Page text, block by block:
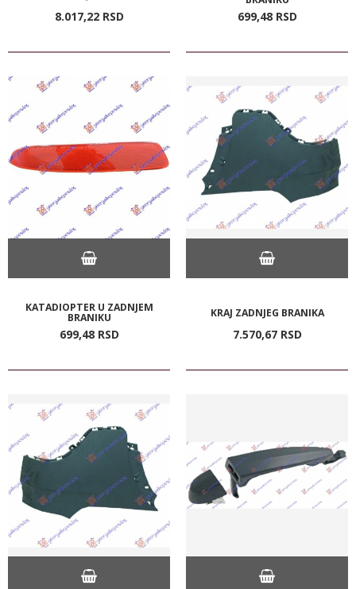
8.017,22 RSD 699,48 RSD
KATADIOPTER U ZADNJEM
BRANIKU
699,48 RSD
KRAJ ZADNJEG BRANIKA
7.570,67 RSD